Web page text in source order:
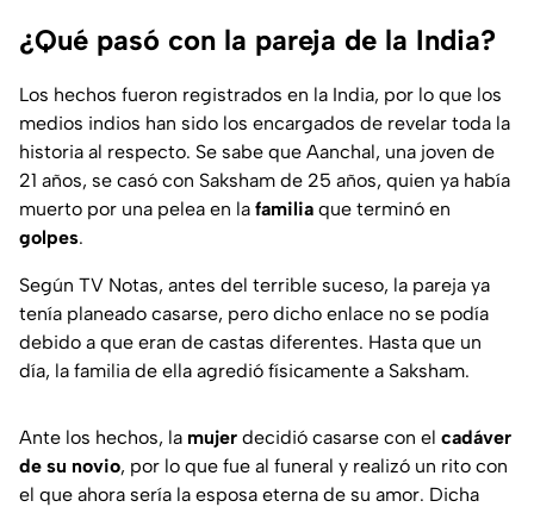
¿Qué pasó con la pareja de la India?
Los hechos fueron registrados en la India, por lo que los
medios indios han sido los encargados de revelar toda la
historia al respecto. Se sabe que Aanchal, una joven de
21 años, se casó con Saksham de 25 años, quien ya había
muerto por una pelea en la familia que terminó en
golpes.
Según TV Notas, antes del terrible suceso, la pareja ya
tenía planeado casarse, pero dicho enlace no se podía
debido a que eran de castas diferentes. Hasta que un
día, la familia de ella agredió físicamente a Saksham.
Ante los hechos, la mujer decidió casarse con el cadáver
de su novio, por lo que fue al funeral y realizó un rito con
el que ahora sería la esposa eterna de su amor. Dicha